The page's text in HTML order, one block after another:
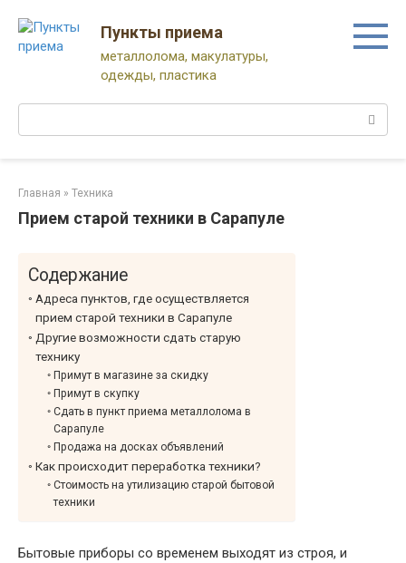
контенту
Пункты приема
металлолома, макулатуры,
одежды, пластика
Поиск:
Главная » Техника
Прием старой техники в Сарапуле
Содержание
Адреса пунктов, где осуществляется
прием старой техники в Сарапуле
Другие возможности сдать старую
технику
Примут в магазине за скидку
Примут в скупку
Сдать в пункт приема металлолома в
Сарапуле
Продажа на досках объявлений
Как происходит переработка техники?
Стоимость на утилизацию старой бытовой
техники
Бытовые приборы со временем выходят из строя, и